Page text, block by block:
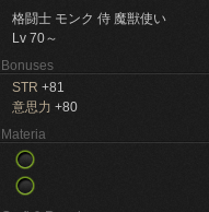
格闘士 モンク 侍 魔獣使い
Lv 70～
Bonuses
STR +81
意思力 +80
Materia